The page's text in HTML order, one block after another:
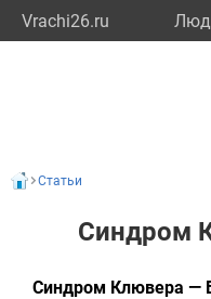
Vrachi26.ru
Статьи
Синдром
Синдром Клювера —